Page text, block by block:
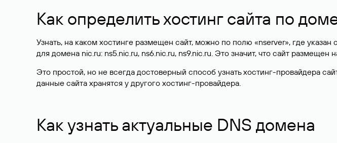
Как определить хостинг сайта по
Узнать, на каком хостинге размещен сайт, можно по полю «nserver», где
для домена nic.ru: ns5.nic.ru, ns6.nic.ru, ns9.nic.ru. Это значит, что сайт размещен
Это простой, но не всегда достоверный способ узнать хостинг-провайдера
данные сайта хранятся у другого хостинг-провайдера.
Как узнать актуальные DNS домена